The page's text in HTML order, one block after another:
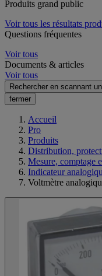
Produits grand public
Voir tous les résultats
Questions fréquentes
Voir tous
Documents & articles
Voir tous
Rechercher en scannant
fermer
Accueil
Pro
Produits
Distribution,
Mesure, comptage
Indicateur
Voltmètre